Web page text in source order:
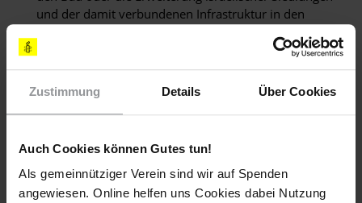
Zustimmung Details Über Cookies
Auch Cookies können Gutes tun!
Als gemeinnütziger Verein sind wir auf Spenden
angewiesen. Online helfen uns Cookies dabei Nutzung
und der damit verbundenen Infrastruktur in den
ersten Schritt hin zu einem Abbau israelischer
Siedlungen auf palästinensischem Gebiet.
Benjamin Netanyahu
Prime Minister